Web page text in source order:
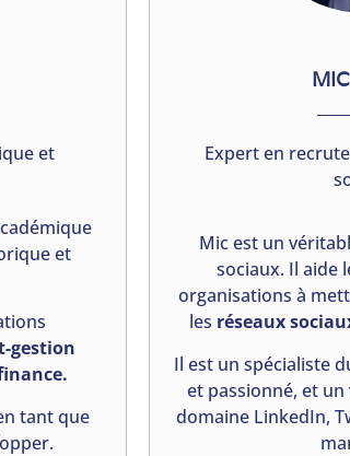
et
et
gestion
tant que
Expert en
Mic est un
sociaux. Il aide
organisations à
les réseaux
Il est un spécialiste
et passionné, et
domaine LinkedIn,